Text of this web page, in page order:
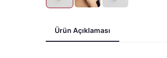
Ürün Açıklaması